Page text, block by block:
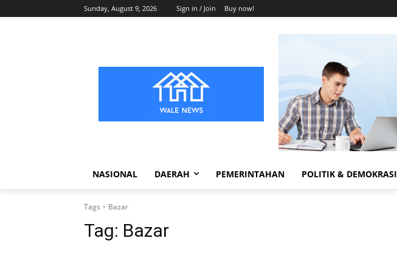
Sunday, August 9, 2026 Sign in / Join Buy now!
NASIONAL DAERAH PEMERINTAHAN POLITIK & DEMOKRASI
Tags Bazar
Tag: Bazar